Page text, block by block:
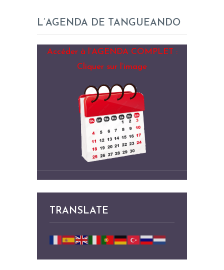
L’AGENDA DE TANGUEANDO
Accéder à l’AGENDA COMPLET :
Cliquer sur l’image
TRANSLATE